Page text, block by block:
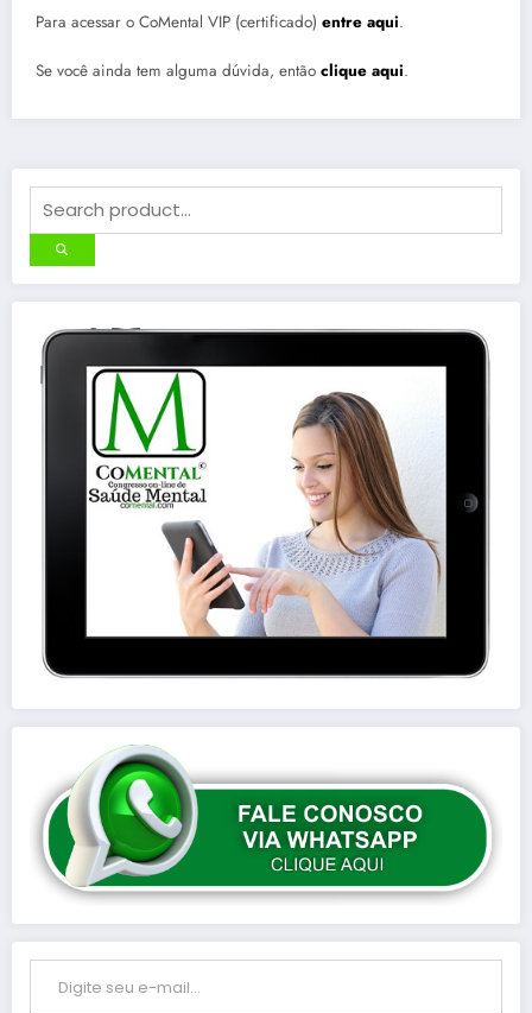
Para acessar o CoMental VIP (certificado) entre aqui.
Se você ainda tem alguma dúvida, então clique aqui.
Digite seu e-mail…